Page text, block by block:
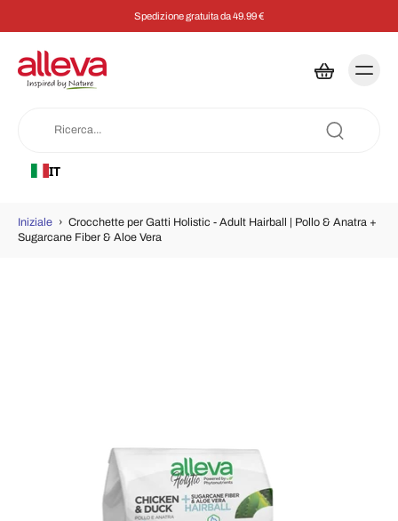
Spedizione gratuita da 49.99 €
IT
Iniziale › Crocchette per Gatti Holistic - Adult Hairball | Pollo & Anatra +
Sugarcane Fiber & Aloe Vera